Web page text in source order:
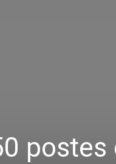
postes